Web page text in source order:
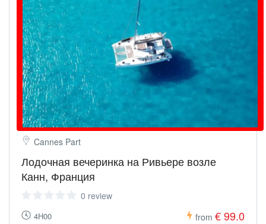
Cannes Part
Лодочная вечеринка на Ривьере возле
Канн, Франция
0 review
4H00 from € 99.0